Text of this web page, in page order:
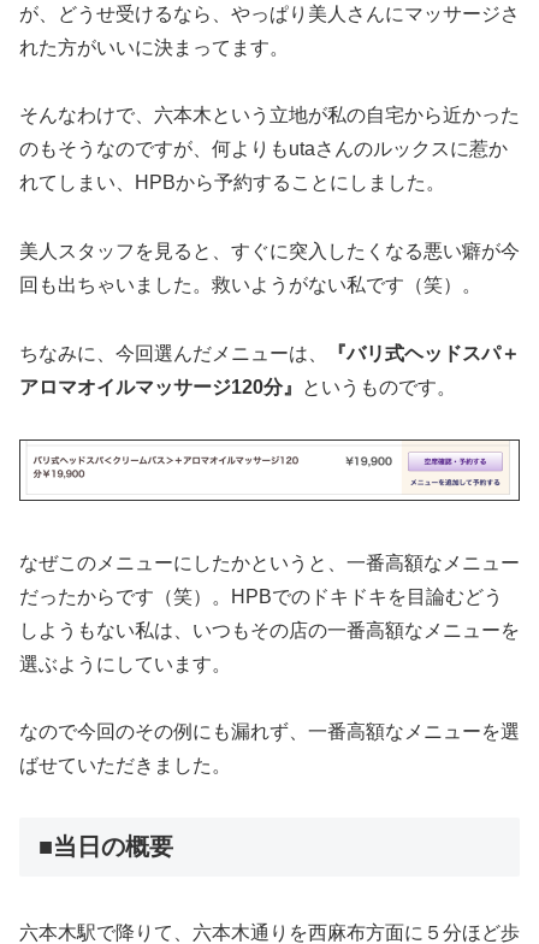
が、どうせ受けるなら、やっぱり美人さんにマッサージさ
れた方がいいに決まってます。
そんなわけで、六本木という立地が私の自宅から近かった
のもそうなのですが、何よりもutaさんのルックスに惹か
れてしまい、HPBから予約することにしました。
美人スタッフを見ると、すぐに突入したくなる悪い癖が今
回も出ちゃいました。救いようがない私です（笑）。
ちなみに、今回選んだメニューは、
『バリ式ヘッドスパ＋
アロマオイルマッサージ120分』
というものです。
なぜこのメニューにしたかというと、一番高額なメニュー
だったからです（笑）。HPBでのドキドキを目論むどう
しようもない私は、いつもその店の一番高額なメニューを
選ぶようにしています。
なので今回のその例にも漏れず、一番高額なメニューを選
ばせていただきました。
■当日の概要
六本木駅で降りて、六本木通りを西麻布方面に５分ほど歩